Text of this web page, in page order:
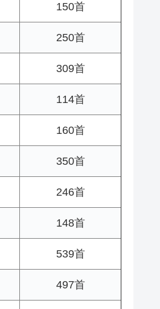
150首
250首
309首
114首
160首
350首
246首
148首
539首
497首